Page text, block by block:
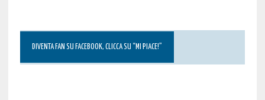
DIVENTA FAN SU FACEBOOK, CLICCA SU “MI PIACE!”